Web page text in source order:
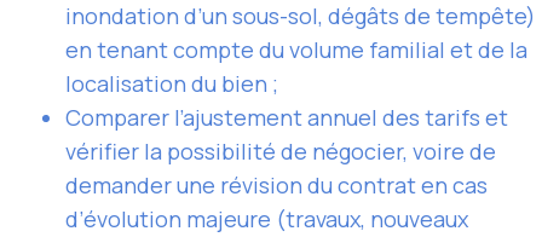
inondation d’un sous-sol, dégâts de tempête)
en tenant compte du volume familial et de la
localisation du bien ;
Comparer l’ajustement annuel des tarifs et
vérifier la possibilité de négocier, voire de
demander une révision du contrat en cas
d’évolution majeure (travaux, nouveaux